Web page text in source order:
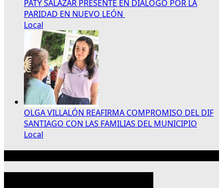
PATY SALAZAR PRESENTE EN DIÁLOGO POR LA
PARIDAD EN NUEVO LEÓN
Local
OLGA VILLALÓN REAFIRMA COMPROMISO DEL DIF
SANTIAGO CON LAS FAMILIAS DEL MUNICIPIO
Local